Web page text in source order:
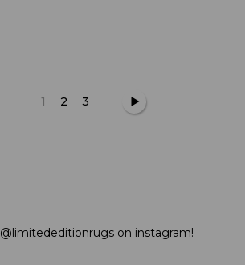
1 2 3
@limitededitionrugs on instagram!